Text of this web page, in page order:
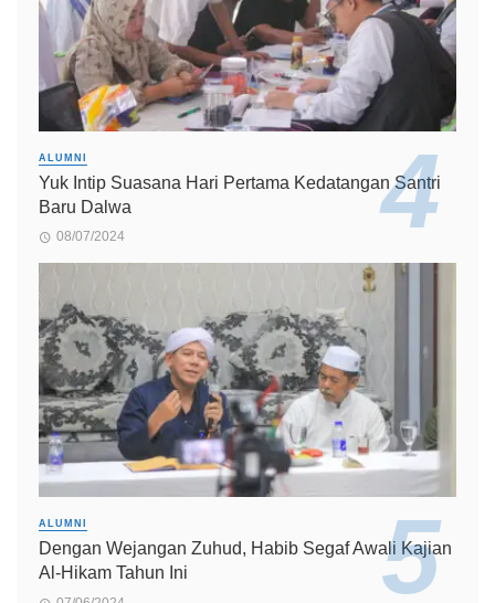
ALUMNI
Yuk Intip Suasana Hari Pertama Kedatangan Santri
Baru Dalwa
08/07/2024
ALUMNI
Dengan Wejangan Zuhud, Habib Segaf Awali Kajian
Al-Hikam Tahun Ini